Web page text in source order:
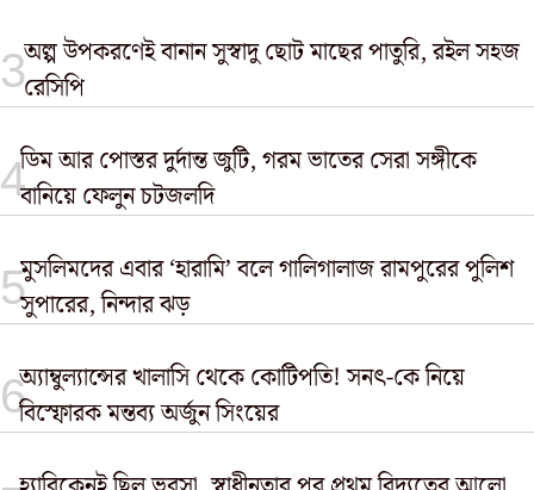
অল্প উপকরণেই বানান সুস্বাদু ছোট মাছের পাতুরি, রইল সহজ
রেসিপি
ডিম আর পোস্তর দুর্দান্ত জুটি, গরম ভাতের সেরা সঙ্গীকে
বানিয়ে ফেলুন চটজলদি
মুসলিমদের এবার ‘হারামি’ বলে গালিগালাজ রামপুরের পুলিশ
সুপারের, নিন্দার ঝড়
অ্যাম্বুল্যান্সের খালাসি থেকে কোটিপতি! সনৎ-কে নিয়ে
বিস্ফোরক মন্তব্য অর্জুন সিংয়ের